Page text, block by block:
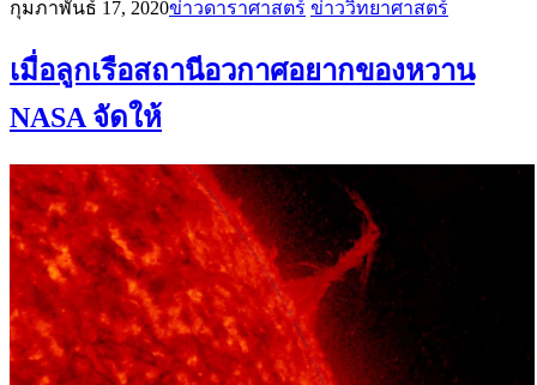
กุมภาพันธ์ 17, 2020ข่าวดาราศาสตร์ ข่าววิทยาศาสตร์
เมื่อลูกเรือสถานีอวกาศอยากของหวาน
NASA จัดให้